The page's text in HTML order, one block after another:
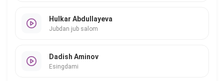
Hulkar Abdullayeva
Jubdan jub salom
Dadish Aminov
Esingdami